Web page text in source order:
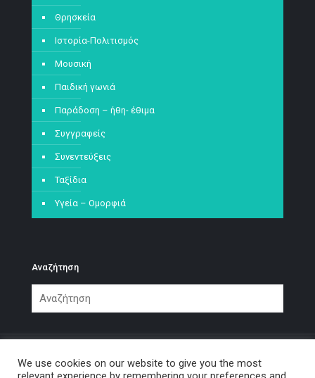
Θρησκεία
Ιστορία-Πολιτισμός
Μουσική
Παιδική γωνιά
Παράδοση – ήθη- έθιμα
Συγγραφείς
Συνεντεύξεις
Ταξίδια
Υγεία – Ομορφιά
Αναζήτηση
We use cookies on our website to give you the most